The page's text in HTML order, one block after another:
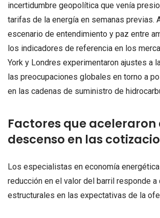
incertidumbre geopolítica que venía
tarifas de la energía en semanas previas.
escenario de entendimiento y paz entre
los indicadores de referencia en los
York y Londres experimentaron ajustes a
las preocupaciones globales en torno a
en las cadenas de suministro de
Factores que aceleraron
descenso en las
Los especialistas en economía
reducción en el valor del barril responde a
estructurales en las expectativas de la